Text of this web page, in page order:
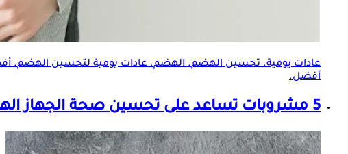
عادات يومية.تحسين الهضم. الهضم. عادات يومية لتحسين الهضم.
أفضل.
5 مشروبات تساعد على تحسين صحة الجهاز الهضمي بعد تناول اللحوم.. تناولها